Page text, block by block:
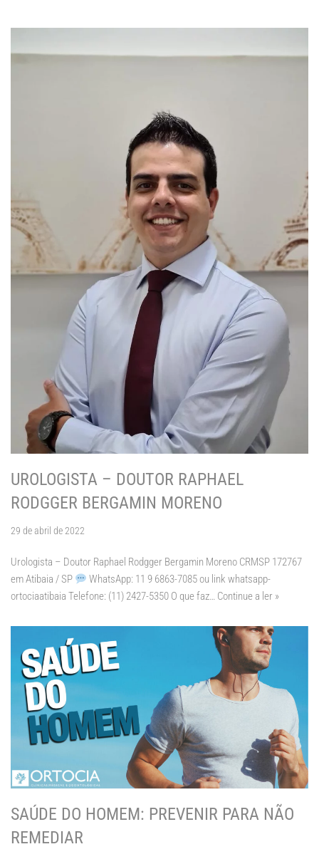
UROLOGISTA – DOUTOR RAPHAEL
RODGGER BERGAMIN MORENO
29 de abril de 2022
Urologista – Doutor Raphael Rodgger Bergamin Moreno CRMSP 172767
em Atibaia / SP
WhatsApp: 11 9 6863-7085 ou link whatsapp-
ortociaatibaia Telefone: (11) 2427-5350 O que faz… Continue a ler »
SAÚDE DO HOMEM: PREVENIR PARA NÃO
REMEDIAR